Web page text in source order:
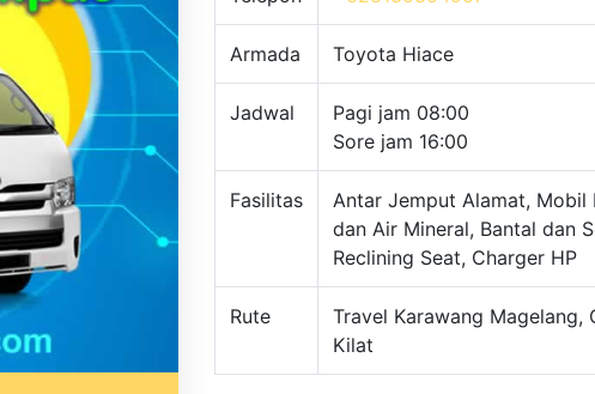
Armada Toyota Hiace
Jadwal
Pagi jam 08:00
Sore jam 16:00
Fasilitas
Antar Jemput Alamat, Mobil
dan Air Mineral, Bantal dan
Reclining Seat, Charger HP
Rute
Travel Karawang
Kilat